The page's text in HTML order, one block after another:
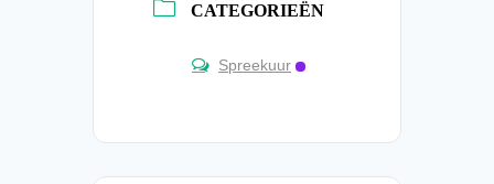
CATEGORIEËN
Spreekuur